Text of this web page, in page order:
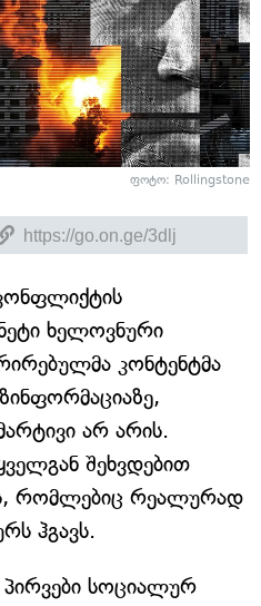
ფოტო: Rollingstone
ხელოვნური
კონტენტმა
არ არის.
შეხვდებით
რომლებიც რეალურად
ჰგავს.
სოციალურ